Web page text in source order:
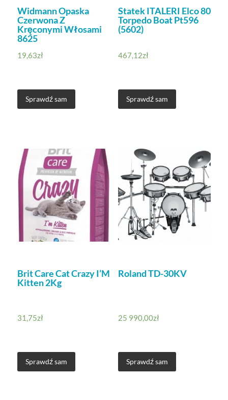
Widmann Opaska
Czerwona Z
Kręconymi Włosami
8625
19,63zł
Sprawdź sam
Statek ITALERI Elco 80
Torpedo Boat Pt596
(5602)
467,12zł
Sprawdź sam
Brit Care Cat Crazy I’M
Kitten 2Kg
31,75zł
Sprawdź sam
Roland TD-30KV
25 990,00zł
Sprawdź sam